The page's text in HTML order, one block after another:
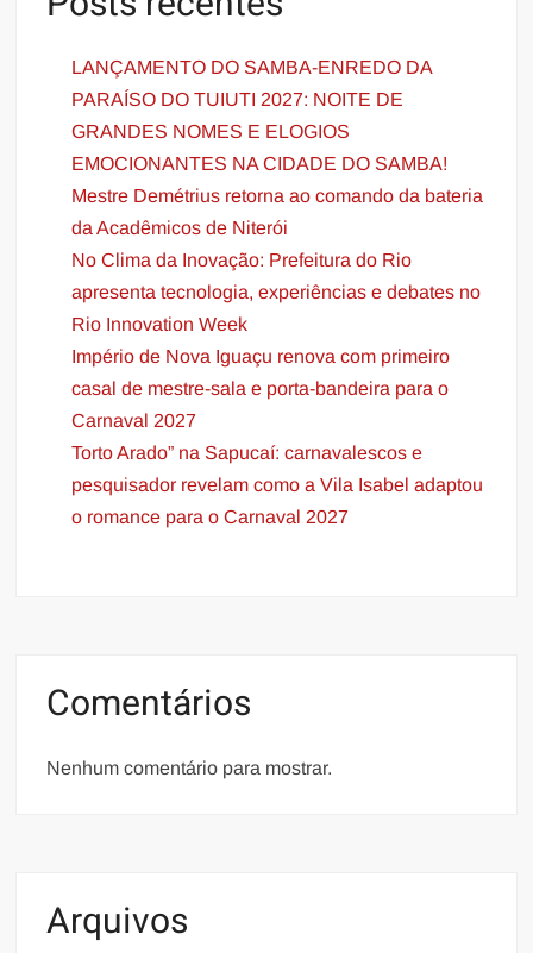
LANÇAMENTO DO SAMBA-ENREDO DA
PARAÍSO DO TUIUTI 2027: NOITE DE
GRANDES NOMES E ELOGIOS
EMOCIONANTES NA CIDADE DO SAMBA!
Mestre Demétrius retorna ao comando da bateria
da Acadêmicos de Niterói
No Clima da Inovação: Prefeitura do Rio
apresenta tecnologia, experiências e debates no
Rio Innovation Week
Império de Nova Iguaçu renova com primeiro
casal de mestre-sala e porta-bandeira para o
Carnaval 2027
Torto Arado” na Sapucaí: carnavalescos e
pesquisador revelam como a Vila Isabel adaptou
o romance para o Carnaval 2027
Comentários
Nenhum comentário para mostrar.
Arquivos